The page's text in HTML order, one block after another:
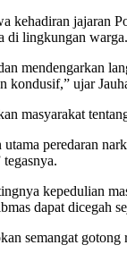
kehadiran jajaran
di lingkungan warga.
mendengarkan
kondusif,” ujar
masyarakat
peredaran
kepedulian
dapat dicegah
semangat